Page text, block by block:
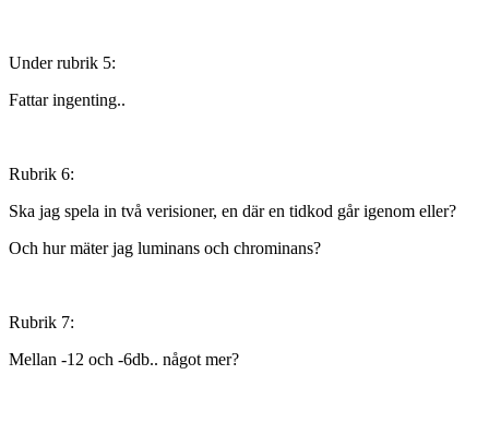
Under rubrik 5:
Fattar ingenting..
Rubrik 6:
Ska jag spela in två verisioner, en där en tidkod går igenom eller?
Och hur mäter jag luminans och chrominans?
Rubrik 7:
Mellan -12 och -6db.. något mer?